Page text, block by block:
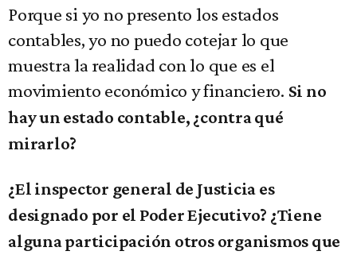
Porque si yo no presento los estados
contables, yo no puedo cotejar lo que
muestra la realidad con lo que es el
movimiento económico y financiero. Si no
hay un estado contable, ¿contra qué
mirarlo?
¿El inspector general de Justicia es
designado por el Poder Ejecutivo? ¿Tiene
alguna participación otros organismos que